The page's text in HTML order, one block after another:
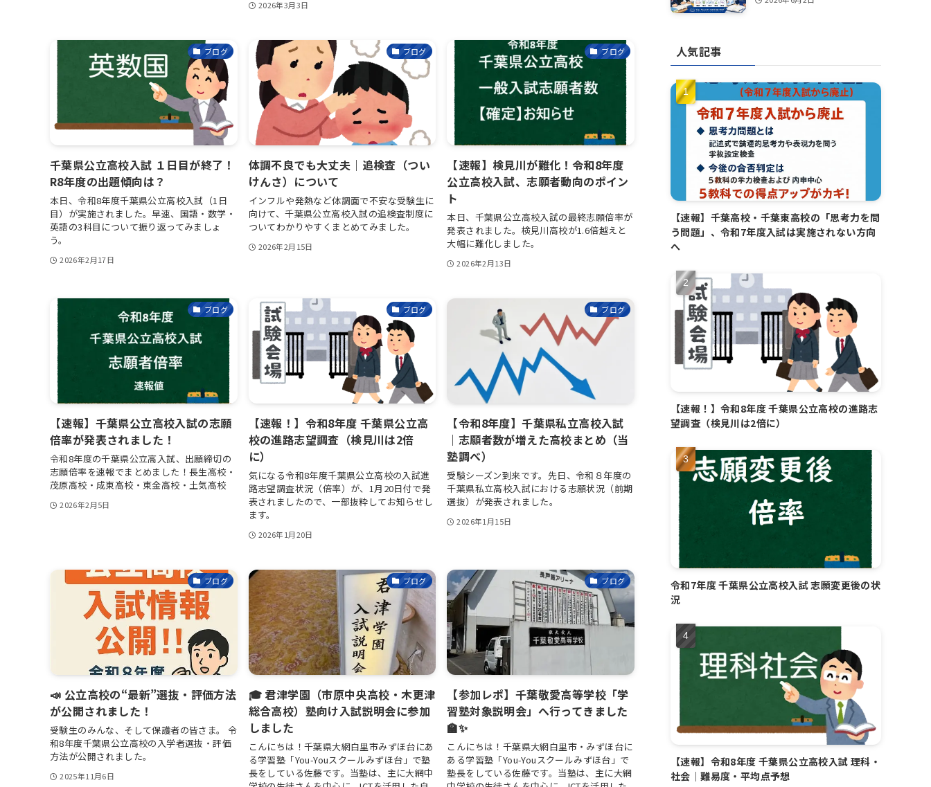
2026年3月3日
ブログ
千葉県公立高校入試 １日目が終了！
R8年度の出題傾向は？
本日、令和8年度千葉県公立高校入試（1日
目）が実施されました。早速、国語・数学・
英語の3科目について振り返ってみましょ
う。
2026年2月17日
ブログ
体調不良でも大丈夫｜追検査（つい
けんさ）について
インフルや発熱など体調面で不安な受験生に
向けて、千葉県公立高校入試の追検査制度に
ついてわかりやすくまとめてみました。
2026年2月15日
ブログ
【速報】検見川が難化！令和8年度
公立高校入試、志願者動向のポイン
ト
本日、千葉県公立高校入試の最終志願倍率が
発表されました。検見川高校が1.6倍越えと
大幅に難化しました。
2026年2月13日
ブログ
【速報】千葉県公立高校入試の志願
倍率が発表されました！
令和8年度の千葉県公立高入試、出願締切の
志願倍率を速報でまとめました！長生高校・
茂原高校・成東高校・東金高校・土気高校
2026年2月5日
ブログ
【速報！】令和8年度 千葉県公立高
校の進路志望調査（検見川は2倍
に）
気になる令和8年度千葉県公立高校の入試進
路志望調査状況（倍率）が、1月20日付で発
表されましたので、一部抜粋してお知らせし
ます。
2026年1月20日
ブログ
【令和8年度】千葉県私立高校入試
｜志願者数が増えた高校まとめ（当
塾調べ）
受験シーズン到来です。先日、令和８年度の
千葉県私立高校入試における志願状況（前期
選抜）が発表されました。
2026年1月15日
ブログ
📣 公立高校の“最新”選抜・評価方法
が公開されました！
受験生のみんな、そして保護者の皆さま。 令
和8年度千葉県公立高校の入学者選抜・評価
方法が公開されました。
2025年11月6日
ブログ
🎓 君津学園（市原中央高校・木更津
総合高校）塾向け入試説明会に参加
しました
こんにちは！千葉県大網白里市みずほ台にあ
る学習塾「You-Youスクールみずほ台」で塾
長をしている佐藤です。当塾は、主に大網中
ブログ
【参加レポ】千葉敬愛高等学校「学
習塾対象説明会」へ行ってきました
🏫✨
こんにちは！千葉県大網白里市・みずほ台に
ある学習塾「You-Youスクールみずほ台」で
塾長をしている佐藤です。当塾は、主に大網
人気記事
【速報】千葉高校・千葉東高校の「思考力を問
う問題」、令和7年度入試は実施されない方向
へ
【速報！】令和8年度 千葉県公立高校の進路志
望調査（検見川は2倍に）
令和7年度 千葉県公立高校入試 志願変更後の状
況
【速報】令和8年度 千葉県公立高校入試 理科・
社会｜難易度・平均点予想